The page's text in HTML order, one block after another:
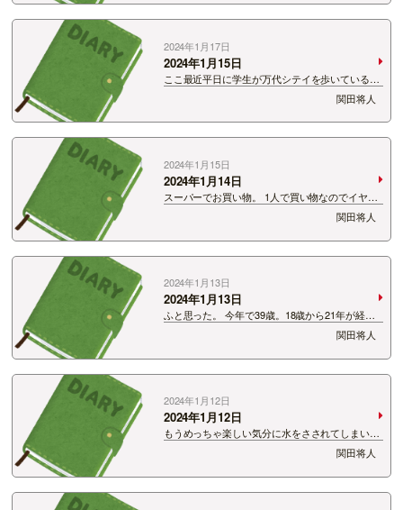
ていた。 めっちゃお笑い好きで、神保町漫才劇場
に行ってるらしい。 すご…
2024年1月17日
2024年1月15日
ここ最近平日に学生が万代シテイを歩いていると
ころを見かける。 恐らく高校が入学試験開催の
ためお休みになっているのだろう。 学校がお休
み。お出かけで万代シテイ。 気合いが入りまく
る1日だったこと…
関田将人
2024年1月15日
2024年1月14日
スーパーでお買い物。 1人で買い物なのでイヤホ
ンを付けながら。 何だかすごい目が合う人がい
る。 イヤホンを外す。 見つめ合うこと5秒。 何
事！？ 「いつも元気もらってます！仕事行きたく
ないなっ…
関田将人
2024年1月13日
2024年1月13日
ふと思った。 今年で39歳。18歳から21年が経っ
た。 39歳からの21年後は60！？ とんでもないス
ピードで還暦を迎えそうな気がしてなりません。
だって高校卒業してからあっという間でした
よ！…
関田将人
2024年1月12日
2024年1月12日
もうめっちゃ楽しい気分に水をさされてしまいま
した。 しっかりミュートさせていただきます。
ありがとうございました。 やっぱりこういうこ
とがあると思うのは、 このブログは天国。最高！
ブログを書いているうちに…
関田将人